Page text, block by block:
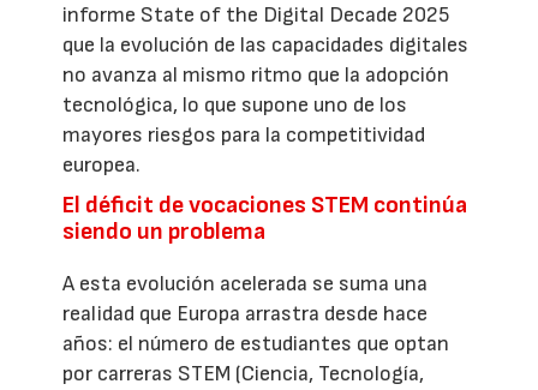
informe State of the Digital Decade 2025
que la evolución de las capacidades digitales
no avanza al mismo ritmo que la adopción
tecnológica, lo que supone uno de los
mayores riesgos para la competitividad
europea.
El déficit de vocaciones STEM continúa
siendo un problema
A esta evolución acelerada se suma una
realidad que Europa arrastra desde hace
años: el número de estudiantes que optan
por carreras STEM (Ciencia, Tecnología,